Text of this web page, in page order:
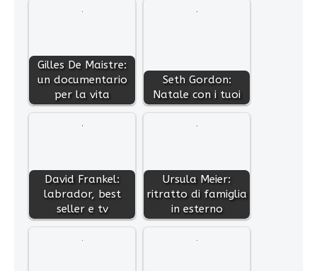
Gilles De Maistre:
un documentario
per la vita
Seth Gordon:
Natale con i tuoi
David Frankel:
labrador, best
seller e tv
Ursula Meier:
ritratto di famiglia
in esterno